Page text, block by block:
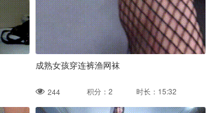
成熟女孩穿连裤渔网袜
244 积分：2 时长：15:32